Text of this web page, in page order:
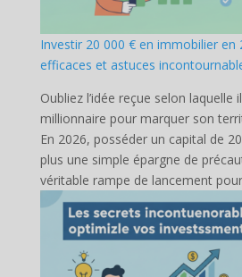
Investir 20 000 € en immobilier en
efficaces et astuces
Oubliez l’idée reçue selon laquelle
millionnaire pour marquer son
En 2026, posséder un capital de
plus une simple épargne de
véritable rampe de lancement